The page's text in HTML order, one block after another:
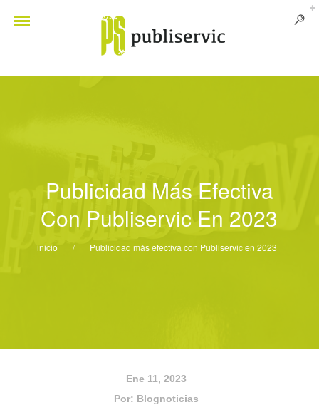
Publicidad Más Efectiva
Con Publiservic En 2023
inicio / Publicidad más efectiva con Publiservic en 2023
Ene 11, 2023
Por: Blognoticias